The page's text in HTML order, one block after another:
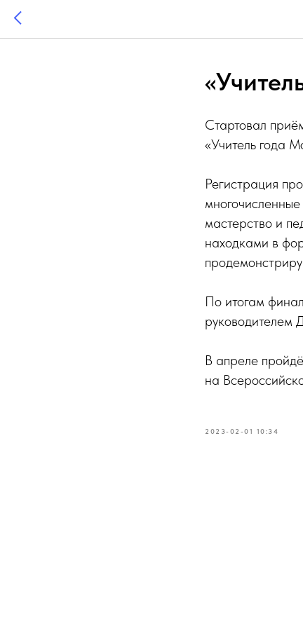
Стартовал
«Учитель года
Регистрация
мастерство и
находками в
По итогам
руководителем
В апреле
на
2023-02-01 10:34